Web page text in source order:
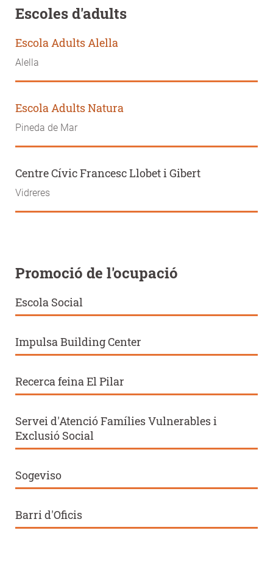
Escoles d'adults
Escola Adults Alella
Alella
Escola Adults Natura
Pineda de Mar
Centre Cívic Francesc Llobet i Gibert
Vidreres
Promoció de l'ocupació
Escola Social
Impulsa Building Center
Recerca feina El Pilar
Servei d'Atenció Famílies Vulnerables i
Exclusió Social
Sogeviso
Barri d'Oficis